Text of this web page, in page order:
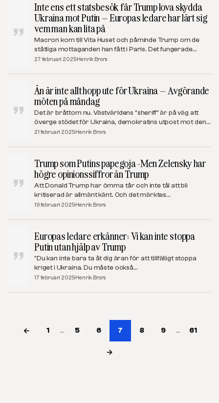
Inte ens ett statsbesök får Trump lova skydda
Ukraina mot Putin – Europas ledare har lärt sig
vem man kan lita på
Macron kom till Vita Huset och påminde Trump om de
ståtliga mottaganden han fått i Paris. Det fungerade…
27 februari 2025Henrik Brors
Än är inte allt hopp ute för Ukraina – Avgörande
möten på måndag
Det är bråttom nu. Västvärldens ”sheriff” är på väg att
överge stödet för Ukraina, demokratins utpost mot den…
21 februari 2025Henrik Brors
Trump som Putins papegoja -Men Zelensky har
högre opinionssiffror än Trump
Att Donald Trump har ömma tår och inte tål att bli
kritiserad är allmänt känt. Och det märktes…
19 februari 2025Henrik Brors
Europas ledare erkänner: Vi kan inte stoppa
Putin utan hjälp av Trump
”Du kan inte bara ta åt dig äran för att tillfälligt stoppa
kriget i Ukraina. Du måste också…
17 februari 2025Henrik Brors
← 1 ... 5 6 7 8 9 ... 61
→